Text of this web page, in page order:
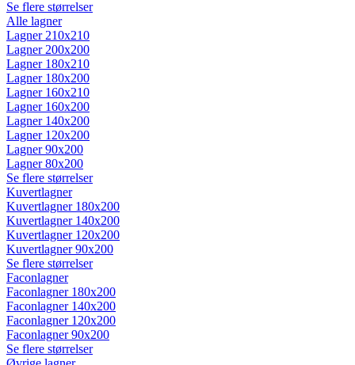
Se flere størrelser
Alle lagner
Lagner 210x210
Lagner 200x200
Lagner 180x210
Lagner 180x200
Lagner 160x210
Lagner 160x200
Lagner 140x200
Lagner 120x200
Lagner 90x200
Lagner 80x200
Se flere størrelser
Kuvertlagner
Kuvertlagner 180x200
Kuvertlagner 140x200
Kuvertlagner 120x200
Kuvertlagner 90x200
Se flere størrelser
Faconlagner
Faconlagner 180x200
Faconlagner 140x200
Faconlagner 120x200
Faconlagner 90x200
Se flere størrelser